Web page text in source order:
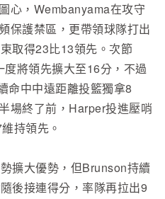
心，Wembanyama在攻守
保護禁區，更帶領球隊打出
取得23比13領先。次節
將領先擴大至16分，不過
命中中遠距離投籃獨拿8
場終了前，Harper投進壓哨
持領先。
擴大優勢，但Brunson持續
後接連得分，率隊再拉出9